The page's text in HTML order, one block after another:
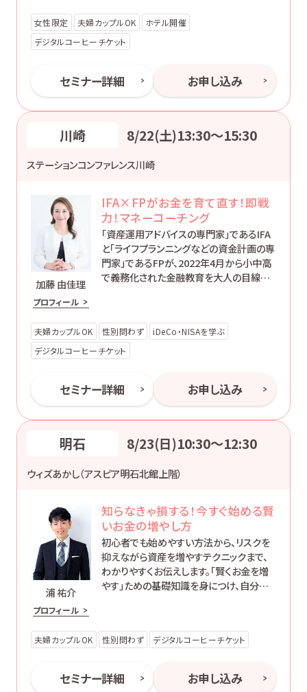
女性限定 夫婦カップルOK
ホテル開催
デジタルコーヒーチケット
セミナー詳細 お申し込み
川崎 8/22(土)13:30〜15:30
ステーションコンファレンス川崎
加藤 由佳理
プロフィール
IFA×FPがお金を育て直す！即戦
力！マネーコーチング
「資産運用アドバイスの専門家」であるIFA
と「ライフプランニングなどの資金計画の専
門家」であるFPが、2022年4月から小中高
で義務化された金融教育を大人の目線で
夫婦カップルOK 性別問わず
iDeCo・NISAを学ぶ
デジタルコーヒーチケット
セミナー詳細 お申し込み
明石 8/23(日)10:30〜12:30
ウィズあかし（アスピア明石北館上階）
浦 祐介
プロフィール
知らなきゃ損する！今すぐ始める賢
いお金の増やし方
初心者でも始めやすい方法から、リスクを
抑えながら資産を増やすテクニックまで、
わかりやすくお伝えします。「賢くお金を増
やす」ための基礎知識を身につけ、自分に
夫婦カップルOK 性別問わず デジタルコーヒーチケット
セミナー詳細 お申し込み